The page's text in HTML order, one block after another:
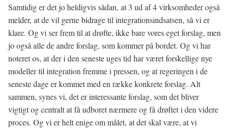
Samtidig er det jo heldigvis sådan, at 3 ud af 4 virksomheder også
melder, at de vil gerne bidrage til integrationsindsatsen, så vi er
klare. Og vi ser frem til at drøfte, ikke bare vores eget forslag, men
jo også alle de andre forslag, som kommer på bordet. Og vi har
noteret os, at der i den seneste uges tid har været forskellige nye
modeller til integration fremme i pressen, og at regeringen i de
seneste dage er kommet med en række konkrete forslag. Alt
sammen, synes vi, det er interessante forslag, som det bliver
vigtigt og centralt at få udboret nærmere og få drøftet i den videre
proces. Og vi er helt enige om målet, at det skal være, at vi